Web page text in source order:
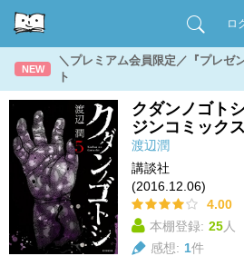
ロ
NEW
＼プレミアム会員限定／『プレゼ
ト
クダンノゴト
ジンコミック
渡辺潤
講談社
(2016.12.06)
4.00
本棚登録: 25人
感想: 1件